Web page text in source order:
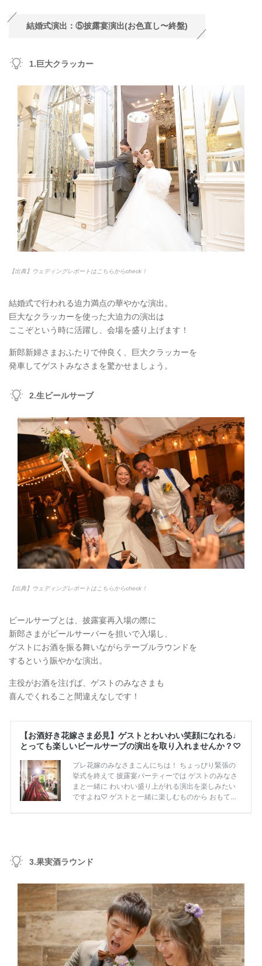
結婚式演出：⑤披露宴演出(お色直し〜終盤)
1.巨大クラッカー
【出典】ウェディングレポートはこちらからcheck！
結婚式で行われる迫力満点の華やかな演出。
巨大なクラッカーを使った大迫力の演出は
ここぞという時に活躍し、会場を盛り上げます！
新郎新婦さまおふたりで仲良く、巨大クラッカーを
発車してゲストみなさまを驚かせましょう。
2.生ビールサーブ
【出典】ウェディングレポートはこちらからcheck！
ビールサーブとは、披露宴再入場の際に
新郎さまがビールサーバーを担いで入場し、
ゲストにお酒を振る舞いながらテーブルラウンドを
するという賑やかな演出。
主役がお酒を注げば、ゲストのみなさまも
喜んでくれること間違えなしです！
3.果実酒ラウンド